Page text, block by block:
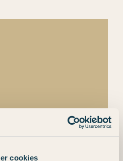
cookies